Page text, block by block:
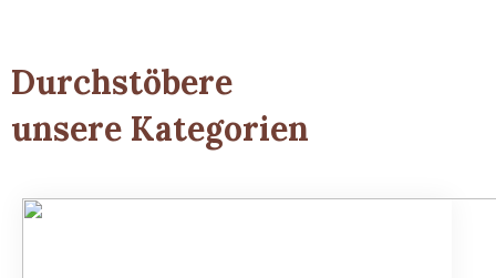
Durchstöbere
unsere Kategorien